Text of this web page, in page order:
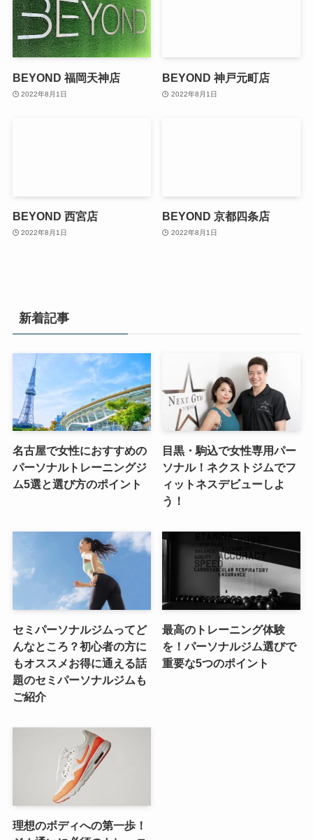
BEYOND 福岡天神店
2022年8月1日
BEYOND 神戸元町店
2022年8月1日
BEYOND 西宮店
2022年8月1日
BEYOND 京都四条店
2022年8月1日
新着記事
名古屋で女性におすすめの
パーソナルトレーニングジ
ム5選と選び方のポイント
目黒・駒込で女性専用パー
ソナル！ネクストジムでフ
ィットネスデビューしよ
う！
セミパーソナルジムってど
んなところ？初心者の方に
もオススメお得に通える話
題のセミパーソナルジムも
ご紹介
最高のトレーニング体験
を！パーソナルジム選びで
重要な5つのポイント
理想のボディへの第一歩！